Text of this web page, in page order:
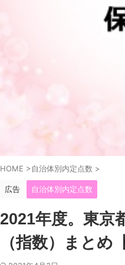
HOME >自治体別内定点数 >
広告 自治体別内定点数
2021年度。東京
（指数）まとめ